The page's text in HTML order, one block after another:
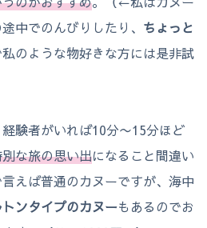
中でのんびりしたり、 ちょっと
私のような物好きな方には是非試
験者がいれば10分〜15分ほど
な旅の思い出になること間違い
えば普通のカヌーですが、海中
ンタイプのカヌーもあるのでお